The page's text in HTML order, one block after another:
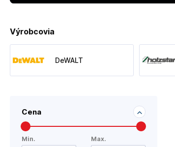
Cena
Min. Max.
Výrobcovia
DeWALT